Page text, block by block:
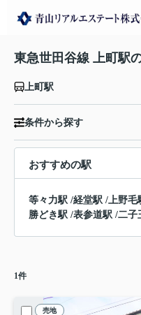
東急世田谷線 上町駅
上町駅
条件から探す
おすすめの駅
等々力駅 /経堂駅 /上野毛
勝どき駅 /表参道駅 /二子
1件
売地